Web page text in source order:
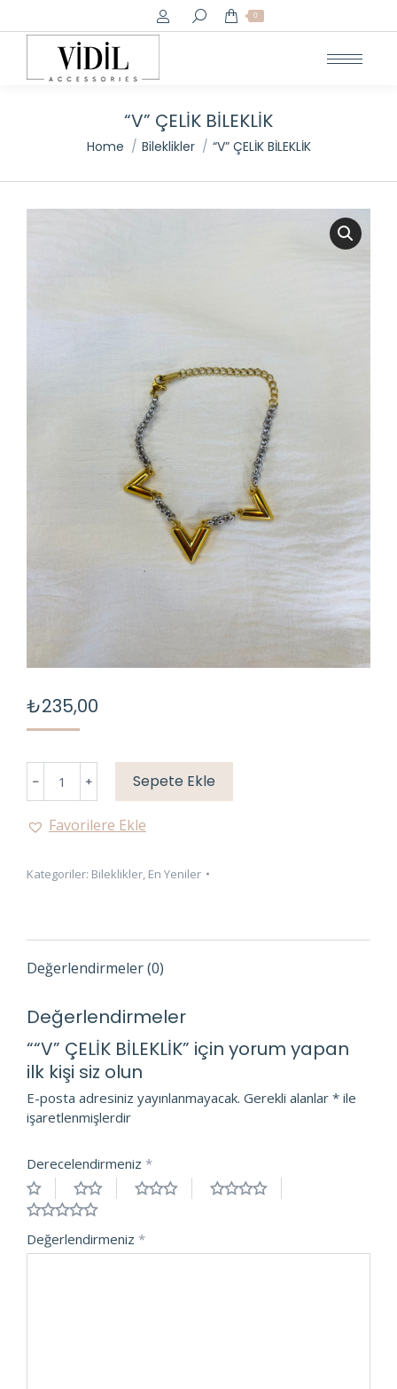
Search: 0
“V” ÇELİK BİLEKLİK
You are here:
Home Bileklikler “V” ÇELİK BİLEKLİK
₺235,00
ÇELİK
adet
Sepete Ekle
Favorilere Ekle
Kategoriler: Bileklikler, En Yeniler
Değerlendirmeler (0)
Değerlendirmeler
““V” ÇELİK BİLEKLİK” için yorum yapan
ilk kişi siz olun
E-posta adresiniz yayınlanmayacak. Gerekli alanlar * ile
işaretlenmişlerdir
Derecelendirmeniz *
Değerlendirmeniz *